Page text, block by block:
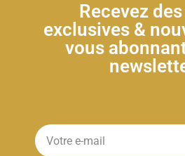
Recevez
exclusives &
vous